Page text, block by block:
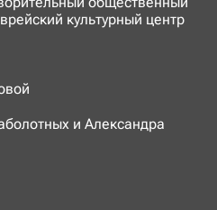
культурный центр
и Александра